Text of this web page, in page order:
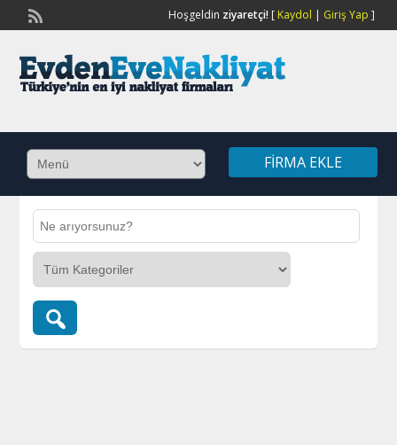
Hoşgeldin ziyaretçi![ Kaydol | Giriş Yap ]
FIRMA EKLE